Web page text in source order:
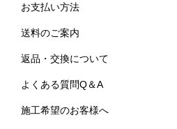
お支払い方法
送料のご案内
返品・交換について
よくある質問Q＆A
施工希望のお客様へ